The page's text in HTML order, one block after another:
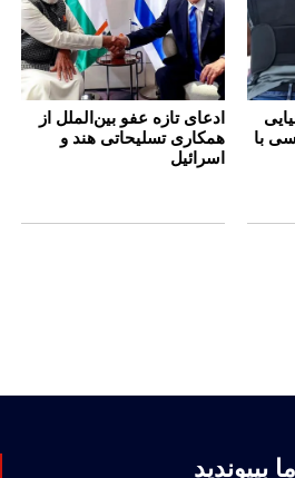
با
ادعای تازه عفو بین‌الملل از
همکاری تسلیحاتی هند و
اسرائیل
بپیوندید